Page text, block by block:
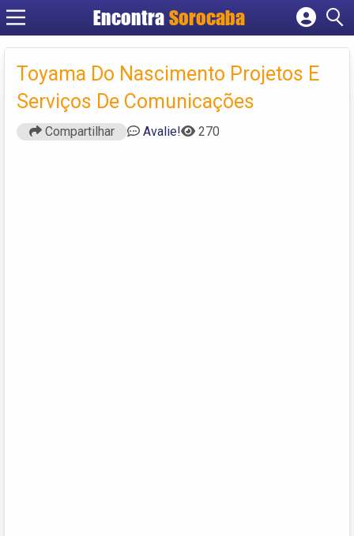
EncontraSorocaba
Cadastrar empresa
Criar conta
Toyama Do Nascimento Projetos E
Serviços De Comunicações
Compartilhar Avalie! 270